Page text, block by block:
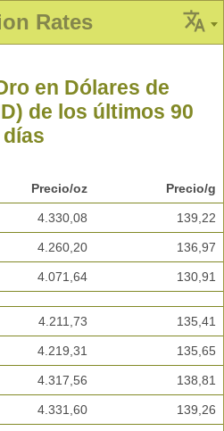
Rates
en Dólares de
de los últimos 90
días
Precio/oz Precio/g
4.330,08 139,22
4.260,20 136,97
4.071,64 130,91
4.211,73 135,41
4.219,31 135,65
4.317,56 138,81
4.331,60 139,26